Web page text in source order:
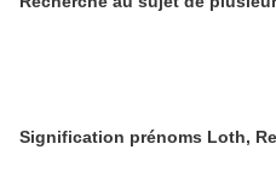
Signification prénoms Loth,